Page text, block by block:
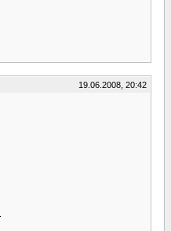
19.06.2008, 20:42